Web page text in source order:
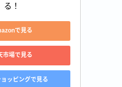
る！
で見る
市場で見る
ッピングで見る